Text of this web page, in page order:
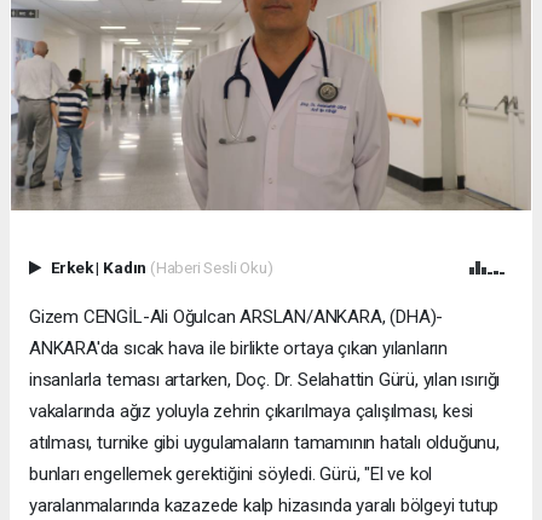
Erkek| Kadın (Haberi Sesli Oku)
Gizem CENGİL-Ali Oğulcan ARSLAN/ANKARA, (DHA)-
ANKARA'da sıcak hava ile birlikte ortaya çıkan yılanların
insanlarla teması artarken, Doç. Dr. Selahattin Gürü, yılan ısırığı
vakalarında ağız yoluyla zehrin çıkarılmaya çalışılması, kesi
atılması, turnike gibi uygulamaların tamamının hatalı olduğunu,
bunları engellemek gerektiğini söyledi. Gürü, "El ve kol
yaralanmalarında kazazede kalp hizasında yaralı bölgeyi tutup